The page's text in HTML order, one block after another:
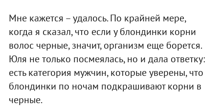
Мне кажется – удалось. По крайней мере,
когда я сказал, что если у блондинки корни
волос черные, значит, организм еще борется.
Юля не только посмеялась, но и дала ответку:
есть категория мужчин, которые уверены, что
блондинки по ночам подкрашивают корни в
черные.